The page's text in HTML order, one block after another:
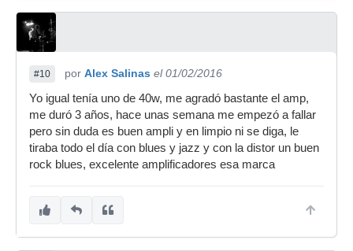
#10 por Alex Salinas el 01/02/2016
Yo igual tenía uno de 40w, me agradó bastante el amp,
me duró 3 años, hace unas semana me empezó a fallar
pero sin duda es buen ampli y en limpio ni se diga, le
tiraba todo el día con blues y jazz y con la distor un buen
rock blues, excelente amplificadores esa marca